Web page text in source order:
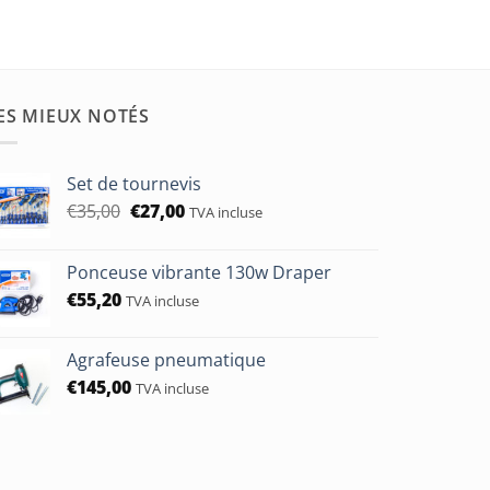
MIEUX NOTÉS
Set de tournevis
€35,00 Le
était :
€35,00.
€27,00Le
est :
€27,00.
TVA incluse
Ponceuse vibrante 130w Draper
€55,20 TVA incluse
Agrafeuse pneumatique
€145,00 TVA incluse